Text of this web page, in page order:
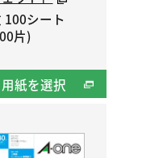
100シート
片)
用紙を選択